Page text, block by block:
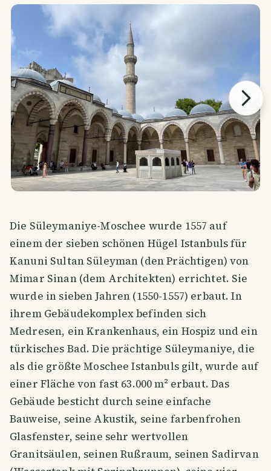
Die Süleymaniye-Moschee wurde 1557 auf
einem der sieben schönen Hügel Istanbuls für
Kanuni Sultan Süleyman (den Prächtigen) von
Mimar Sinan (dem Architekten) errichtet. Sie
wurde in sieben Jahren (1550-1557) erbaut. In
ihrem Gebäudekomplex befinden sich
Medresen, ein Krankenhaus, ein Hospiz und ein
türkisches Bad. Die prächtige Süleymaniye, die
als die größte Moschee Istanbuls gilt, wurde auf
einer Fläche von fast 63.000 m² erbaut. Das
Gebäude besticht durch seine einfache
Bauweise, seine Akustik, seine farbenfrohen
Glasfenster, seine sehr wertvollen
Granitsäulen, seinen Rußraum, seinen Sadirvan